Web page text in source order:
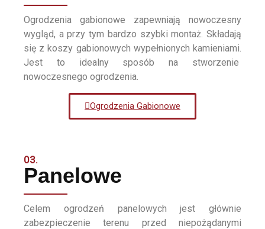
Ogrodzenia gabionowe zapewniają nowoczesny
wygląd, a przy tym bardzo szybki montaż. Składają
się z koszy gabionowych wypełnionych kamieniami.
Jest to idealny sposób na stworzenie
nowoczesnego ogrodzenia.
Ogrodzenia Gabionowe
03.
Panelowe
Celem ogrodzeń panelowych jest głównie
zabezpieczenie terenu przed niepożądanymi